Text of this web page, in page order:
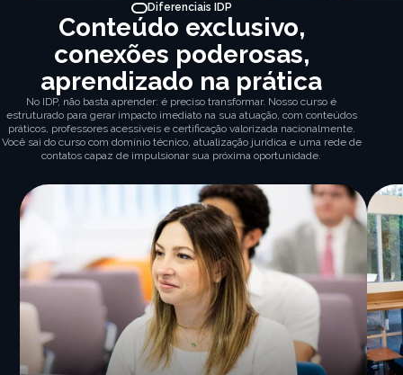
Diferenciais IDP
Conteúdo exclusivo,
conexões poderosas,
aprendizado na prática
No IDP, não basta aprender: é preciso transformar. Nosso curso é
estruturado para gerar impacto imediato na sua atuação, com conteúdos
práticos, professores acessíveis e certificação valorizada nacionalmente.
Você sai do curso com domínio técnico, atualização jurídica e uma rede de
contatos capaz de impulsionar sua próxima oportunidade.